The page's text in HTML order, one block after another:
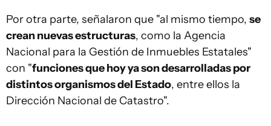
Por otra parte, señalaron que "al mismo tiempo, se
crean nuevas estructuras, como la Agencia
Nacional para la Gestión de Inmuebles Estatales"
con "funciones que hoy ya son desarrolladas por
distintos organismos del Estado, entre ellos la
Dirección Nacional de Catastro".